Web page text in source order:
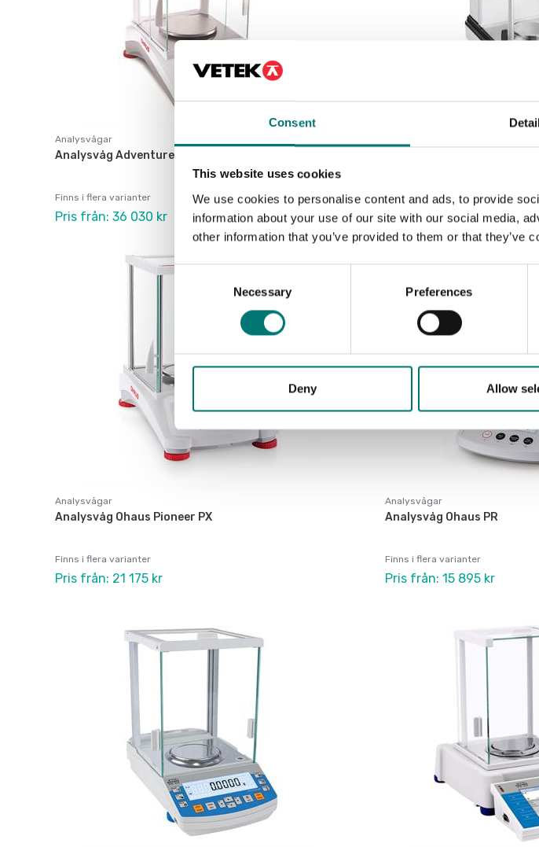
Consent
This website uses cookies
We use cookies to personalise content and ads, to provide
information about your use of our site with our social media,
other information that you’ve provided to them or that they’ve
Consent
Necessary Preferences
Deny Allow
Analysvågar
Analysvåg Adventurer Ohaus
Finns i flera varianter
Pris från: 36 030 kr
Finns i flera varianter
Pris från: 31 190 kr
Analysvågar
Analysvåg Ohaus Pioneer PX
Finns i flera varianter
Pris från: 21 175 kr
Analysvågar
Analysvåg Ohaus PR
Finns i flera varianter
Pris från: 15 895 kr